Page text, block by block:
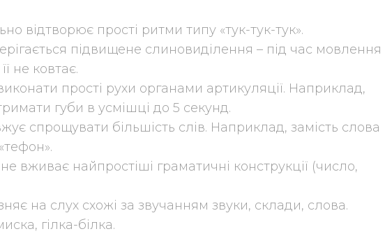
відтворює прості ритми типу «тук-тук-тук».
підвищене слиновиділення – під час мовлення
не ковтає.
прості рухи органами артикуляції. Наприклад,
губи в усмішці до 5 секунд.
спрощувати більшість слів. Наприклад, замість слова
вживає найпростіші граматичні конструкції (число,
на слух схожі за звучанням звуки, склади, слова.
гілка-білка.